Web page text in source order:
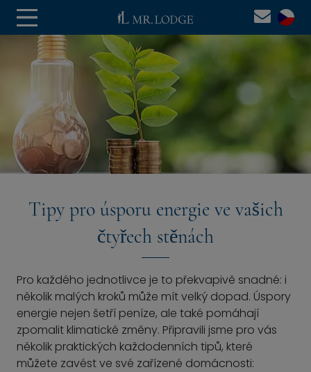
Tipy pro úsporu energie ve vašich
čtyřech stěnách
Pro každého jednotlivce je to překvapivě snadné: i
několik malých kroků může mít velký dopad. Úspory
energie nejen šetří peníze, ale také pomáhají
zpomalit klimatické změny. Připravili jsme pro vás
několik praktických každodenních tipů, které
můžete zavést ve své zařízené domácnosti: